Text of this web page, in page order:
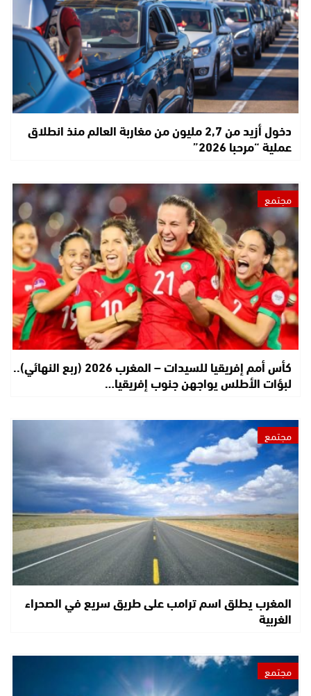
دخول أزيد من 2,7 مليون من مغاربة العالم منذ انطلاق
عملية “مرحبا 2026”
مجتمع
كأس أمم إفريقيا للسيدات – المغرب 2026 (ربع النهائي)..
لبؤات الأطلس يواجهن جنوب إفريقيا…
مجتمع
المغرب يطلق اسم ترامب على طريق سريع في الصحراء
الغربية
مجتمع